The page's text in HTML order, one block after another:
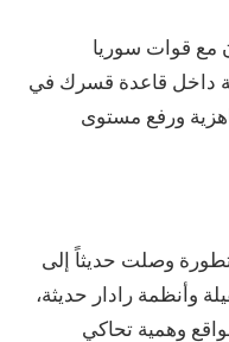
مع قوات سوريا
داخل قاعدة قسرك في
ورفع مستوى
وصلت حديثاً إلى
وأنظمة رادار حديثة،
وهمية تحاكي